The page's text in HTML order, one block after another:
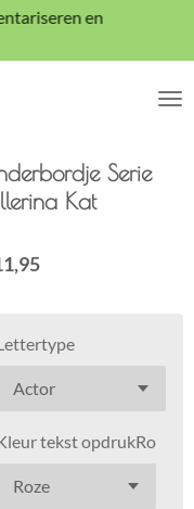
en
Serie
Kat
tekst opdrukRo